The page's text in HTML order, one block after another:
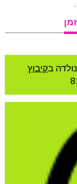
נולדה בקיבוץ